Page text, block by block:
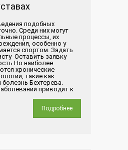
подобных
Среди них могут
процессы, их
особенно у
спортом. Задать
Оставить заявку
Но наиболее
хронические
такие как
Бехтерева.
приводит к
Подробнее